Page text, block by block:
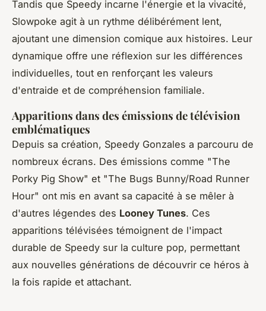
Tandis que Speedy incarne l'énergie et la vivacité,
Slowpoke agit à un rythme délibérément lent,
ajoutant une dimension comique aux histoires. Leur
dynamique offre une réflexion sur les différences
individuelles, tout en renforçant les valeurs
d'entraide et de compréhension familiale.
Apparitions dans des émissions de télévision
emblématiques
Depuis sa création, Speedy Gonzales a parcouru de
nombreux écrans. Des émissions comme "The
Porky Pig Show" et "The Bugs Bunny/Road Runner
Hour" ont mis en avant sa capacité à se mêler à
d'autres légendes des Looney Tunes. Ces
apparitions télévisées témoignent de l'impact
durable de Speedy sur la culture pop, permettant
aux nouvelles générations de découvrir ce héros à
la fois rapide et attachant.